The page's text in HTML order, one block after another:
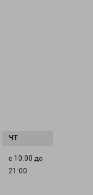
с 10:00 до
21:00